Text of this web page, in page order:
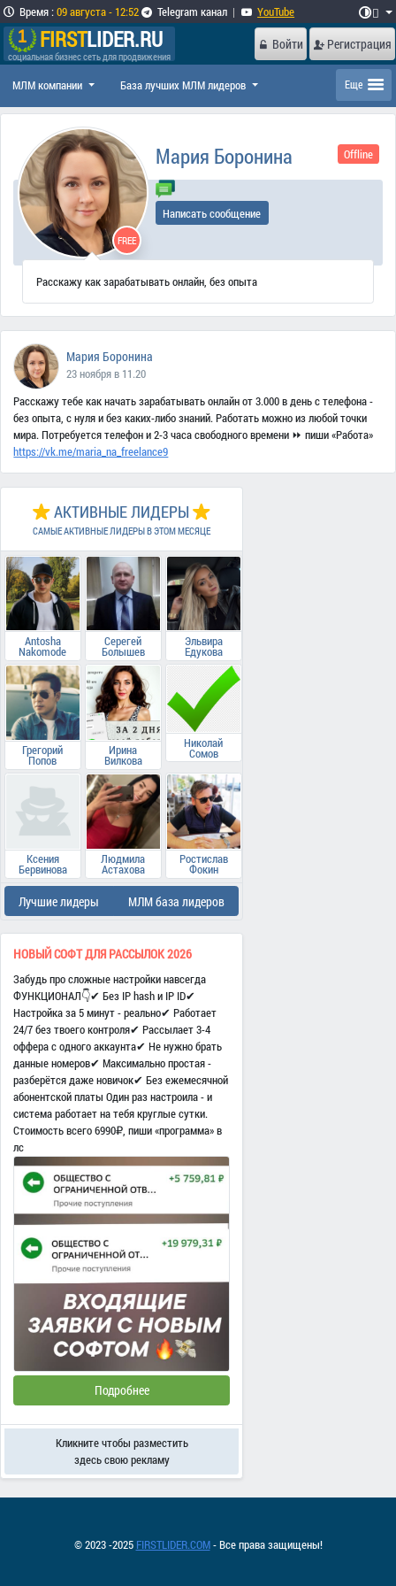
Время:09 августа - 12:52 Telegram канал | YouTube 
FIRSTLIDER.RU
социальная бизнес сеть для продвижения
Войти Регистрация
МЛМ компании База лучших МЛМ лидеров Еще
FREE
Мария Боронина Offline
Написать сообщение
Расскажу как зарабатывать онлайн, без опыта
Мария Боронина
23 ноября в 11.20
Расскажу тебе как начать зарабатывать онлайн от 3.000 в день с телефона -
без опыта, с нуля и без каких-либо знаний. Работать можно из любой точки
мира. Потребуется телефон и 2-3 часа свободного времени ⏩ пиши «Работа»
https://vk.me/maria_na_freelance9
АКТИВНЫЕ ЛИДЕРЫ
САМЫЕ АКТИВНЫЕ ЛИДЕРЫ В ЭТОМ МЕСЯЦЕ
Antosha
Nakomode
Серегей
Болышев
Эльвира
Едукова
Грегорий
Попов
Ирина
Вилкова
Николай
Сомов
Ксения
Бервинова
Людмила
Астахова
Ростислав
Фокин
Лучшие лидеры МЛМ база лидеров
НОВЫЙ СОФТ ДЛЯ РАССЫЛОК 2026
Забудь про сложные настройки навсегда
ФУНКЦИОНАЛ👇✔ Без IP hash и IP ID✔
Настройка за 5 минут - реально✔ Работает
24/7 без твоего контроля✔ Рассылает 3-4
оффера с одного аккаунта✔ Не нужно брать
данные номеров✔ Максимально простая -
разберётся даже новичок✔ Без ежемесячной
абонентской платы Один раз настроила - и
система работает на тебя круглые сутки.
Стоимость всего 6990₽, пиши «программа» в
лс
Подробнее
Кликните чтобы разместить
здесь свою рекламу
© 2023 -2025 FIRSTLIDER.COM- Все права защищены!